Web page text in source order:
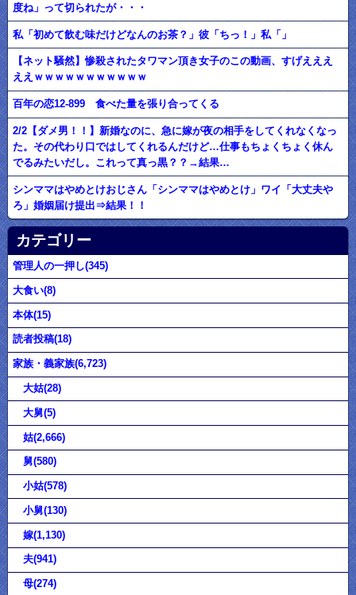
度ね」って切られたが・・・
私「初めて飲む味だけどなんのお茶？」彼「ちっ！」私「」
【ネット騒然】惨殺されたタワマン頂き女子のこの動画、すげえええ
ええｗｗｗｗｗｗｗｗｗｗｗ
百年の恋12-899 食べた量を張り合ってくる
2/2【ダメ男！！】新婚なのに、急に嫁が夜の相手をしてくれなくなっ
た。その代わり口ではしてくれるんだけど…仕事もちょくちょく休ん
でるみたいだし。これって真っ黒？？→結果…
シンママはやめとけおじさん「シンママはやめとけ」ワイ「大丈夫や
ろ」婚姻届け提出⇒結果！！
カテゴリー
管理人の一押し(345)
大食い(8)
本体(15)
読者投稿(18)
家族・義家族(6,723)
大姑(28)
大舅(5)
姑(2,666)
舅(580)
小姑(578)
小舅(130)
嫁(1,130)
夫(941)
母(274)